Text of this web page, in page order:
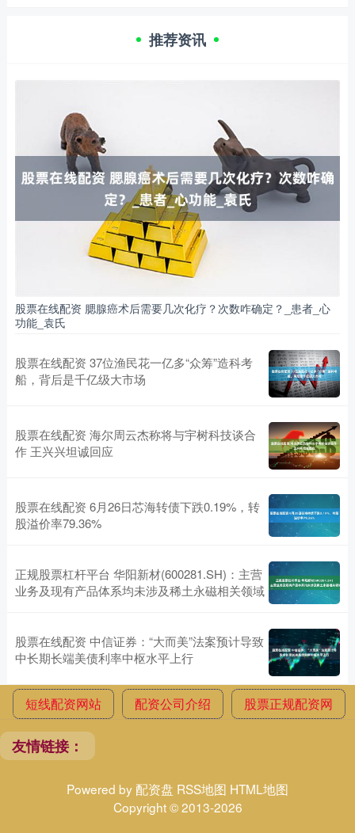
推荐资讯
股票在线配资 腮腺癌术后需要几次化疗？次数咋确定？_患者_心
功能_袁氏
股票在线配资 37位渔民花一亿多“众筹”造科考
船，背后是千亿级大市场
股票在线配资 海尔周云杰称将与宇树科技谈合
作 王兴兴坦诚回应
股票在线配资 6月26日芯海转债下跌0.19%，转
股溢价率79.36%
正规股票杠杆平台 华阳新材(600281.SH)：主营
业务及现有产品体系均未涉及稀土永磁相关领域
股票在线配资 中信证券：“大而美”法案预计导致
中长期长端美债利率中枢水平上行
短线配资网站 配资公司介绍 股票正规配资网
友情链接：
Powered by 配资盘 RSS地图 HTML地图
Copyright© 2013-2026